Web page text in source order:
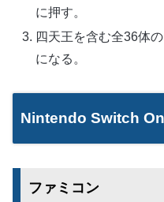
に押す。
四天王を含む全36体
になる。
Nintendo Switch
ファミコン